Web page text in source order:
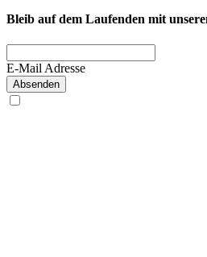
Bleib auf dem Laufenden mit
E-Mail Adresse
Absenden